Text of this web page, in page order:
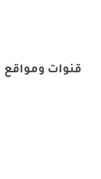
قنوات ومواقع